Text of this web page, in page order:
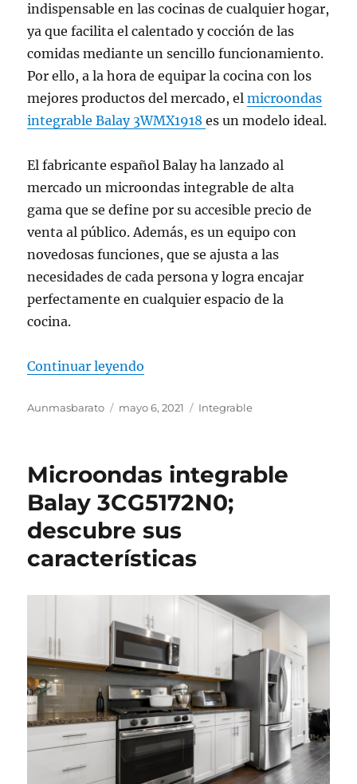
indispensable en las cocinas de cualquier hogar,
ya que facilita el calentado y cocción de las
comidas mediante un sencillo funcionamiento.
Por ello, a la hora de equipar la cocina con los
mejores productos del mercado, elmicroondas
integrable Balay 3WMX1918es un modelo ideal.
El fabricante español Balay ha lanzado al
mercado un microondas integrable de alta
gama que se define por su accesible precio de
venta al público. Además, es un equipo con
novedosas funciones, que se ajusta a las
necesidades de cada persona y logra encajar
perfectamente en cualquier espacio de la
cocina.
Continuar leyendo
Autor
Aunmasbarato
Publicado
mayo 6, 2021 Categorías
Integrable
Microondas integrable
Balay 3CG5172N0;
descubre sus
características